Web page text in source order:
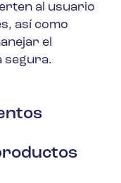
al usuario
así como
el
segura.